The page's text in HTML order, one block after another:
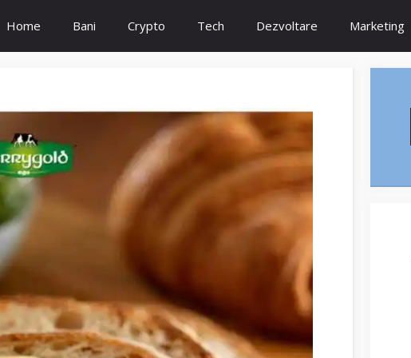
Home Bani Crypto Tech Dezvoltare Marketing